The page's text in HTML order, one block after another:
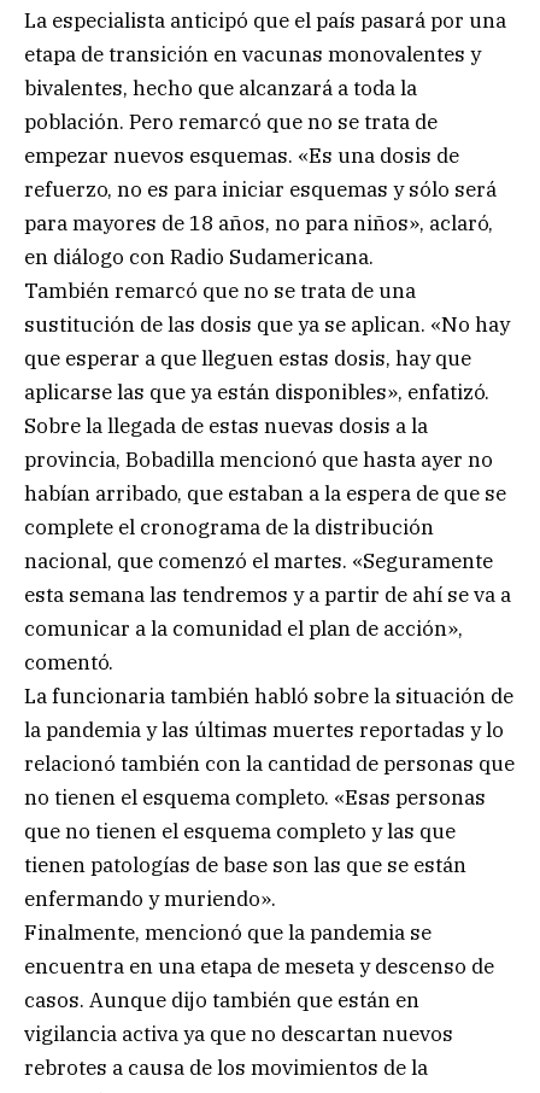
La especialista anticipó que el país pasará por una
etapa de transición en vacunas monovalentes y
bivalentes, hecho que alcanzará a toda la
población. Pero remarcó que no se trata de
empezar nuevos esquemas. «Es una dosis de
refuerzo, no es para iniciar esquemas y sólo será
para mayores de 18 años, no para niños», aclaró,
en diálogo con Radio Sudamericana.
También remarcó que no se trata de una
sustitución de las dosis que ya se aplican. «No hay
que esperar a que lleguen estas dosis, hay que
aplicarse las que ya están disponibles», enfatizó.
Sobre la llegada de estas nuevas dosis a la
provincia, Bobadilla mencionó que hasta ayer no
habían arribado, que estaban a la espera de que se
complete el cronograma de la distribución
nacional, que comenzó el martes. «Seguramente
esta semana las tendremos y a partir de ahí se va a
comunicar a la comunidad el plan de acción»,
comentó.
La funcionaria también habló sobre la situación de
la pandemia y las últimas muertes reportadas y lo
relacionó también con la cantidad de personas que
no tienen el esquema completo. «Esas personas
que no tienen el esquema completo y las que
tienen patologías de base son las que se están
enfermando y muriendo».
Finalmente, mencionó que la pandemia se
encuentra en una etapa de meseta y descenso de
casos. Aunque dijo también que están en
vigilancia activa ya que no descartan nuevos
rebrotes a causa de los movimientos de la